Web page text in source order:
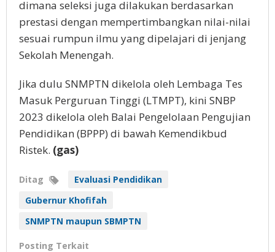
dimana seleksi juga dilakukan berdasarkan
prestasi dengan mempertimbangkan nilai-nilai
sesuai rumpun ilmu yang dipelajari di jenjang
Sekolah Menengah.
Jika dulu SNMPTN dikelola oleh Lembaga Tes
Masuk Perguruan Tinggi (LTMPT), kini SNBP
2023 dikelola oleh Balai Pengelolaan Pengujian
Pendidikan (BPPP) di bawah Kemendikbud
Ristek. (gas)
Ditag
Evaluasi Pendidikan
Gubernur Khofifah
SNMPTN maupun SBMPTN
Posting Terkait